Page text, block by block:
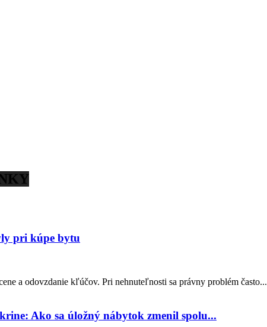
pri kúpe bytu
a odovzdanie kľúčov. Pri nehnuteľnosti sa právny problém často...
Ako sa úložný nábytok zmenil spolu...